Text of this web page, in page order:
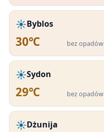
☀️Byblos
30℃ bez opadów
☀️Sydon
29℃ bez opadów
☀️Dżunija